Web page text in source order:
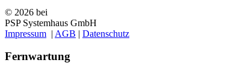
© 2026 bei
PSP Systemhaus GmbH
Impressum | AGB | Datenschutz
Fernwartung